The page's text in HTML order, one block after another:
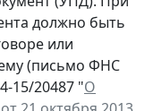
должно быть
или
(письмо ФНС
15/20487 "О